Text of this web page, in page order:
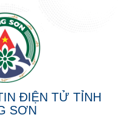
ĐIỆN TỬ TỈNH
SƠN